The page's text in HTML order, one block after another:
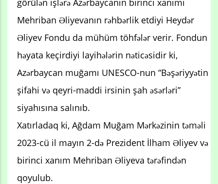
görülən işlərə Azərbaycanın birinci xanımı
Mehriban Əliyevanın rəhbərlik etdiyi Heydər
Əliyev Fondu da mühüm töhfələr verir. Fondun
həyata keçirdiyi layihələrin nəticəsidir ki,
Azərbaycan muğamı UNESCO-nun “Bəşəriyyətin
şifahi və qeyri-maddi irsinin şah əsərləri”
siyahısına salınıb.
Xatırladaq ki, Ağdam Muğam Mərkəzinin təməli
2023-cü il mayın 2-də Prezident İlham Əliyev və
birinci xanım Mehriban Əliyeva tərəfindən
qoyulub.